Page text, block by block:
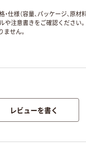
様（容量、パッケージ、原
注意書きをご確認ください
ません。
レビューを書く